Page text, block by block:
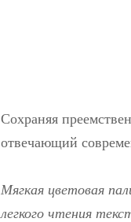
Сохраняя
отвечающий
Мягкая цветовая
легкого чтения